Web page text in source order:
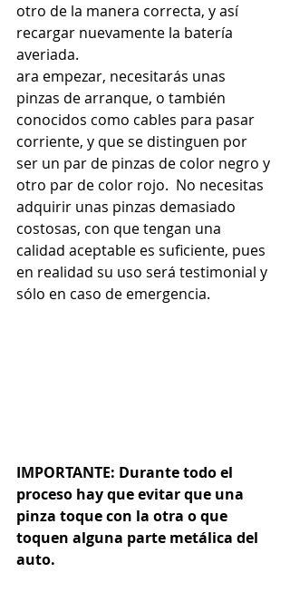
otro de la manera correcta, y así
recargar nuevamente la batería
averiada.
ara empezar, necesitarás unas
pinzas de arranque, o también
conocidos como cables para pasar
corriente, y que se distinguen por
ser un par de pinzas de color negro y
otro par de color rojo.  No necesitas
adquirir unas pinzas demasiado
costosas, con que tengan una
calidad aceptable es suficiente, pues
en realidad su uso será testimonial y
sólo en caso de emergencia.
IMPORTANTE: Durante todo el
proceso hay que evitar que una
pinza toque con la otra o que
toquen alguna parte metálica del
auto.